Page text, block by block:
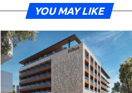
YOU MAY LIKE